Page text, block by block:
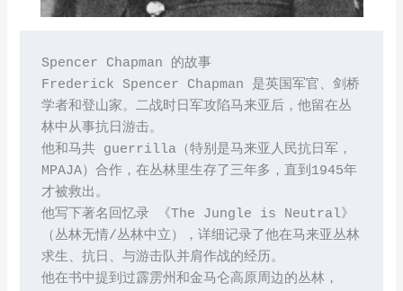
Spencer Chapman 的故事
Frederick Spencer Chapman 是英国军官、剑桥
学者和登山家。二战时日军攻陷马来亚后，他留在丛
林中从事抗日游击。
他和马共 guerrilla（特别是马来亚人民抗日军，
MPAJA）合作，在丛林里生存了三年多，直到1945年
才被救出。
他写下著名回忆录 《The Jungle is Neutral》
（丛林无情/丛林中立），详细记录了他在马来亚丛林
求生、抗日、与游击队并肩作战的经历。
他在书中提到过霹雳州和金马仑高原周边的丛林，